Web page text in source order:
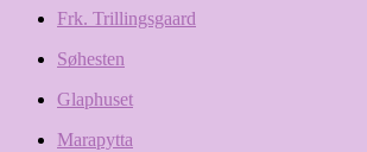
Frk. Trillingsgaard
Søhesten
Glaphuset
Marapytta